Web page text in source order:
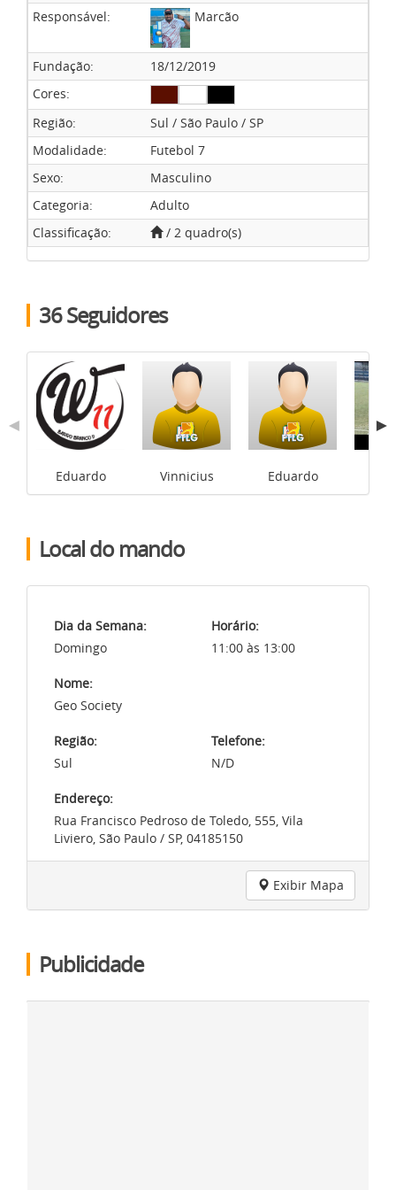
Atendimento
Como funciona
Responsável:
Marcão
Fundação:
18/12/2019
Cores:
Região:
Sul / São Paulo / SP
Modalidade:
Futebol 7
Sexo:
Masculino
Categoria:
Adulto
Classificação:
/ 2 quadro(s)
36 Seguidores
Eduardo Vinnicius Eduardo
Local do mando
Dia da Semana:
Domingo
Horário:
11:00 às 13:00
Nome:
Geo Society
Região:
Sul
Telefone:
N/D
Endereço:
Rua Francisco Pedroso de Toledo, 555, Vila
Liviero, São Paulo / SP, 04185150
Exibir Mapa
Publicidade